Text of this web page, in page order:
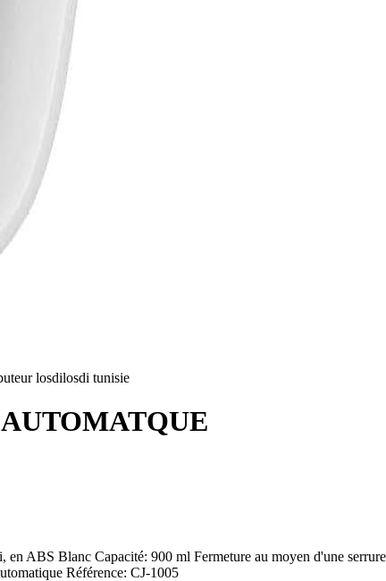
losdilosdi tunisie
ABS Blanc Capacité: 900 ml Fermeture au moyen d'une
Référence: CJ-1005